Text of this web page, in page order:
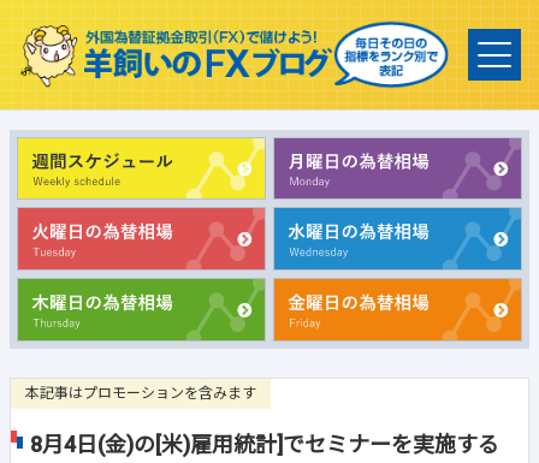
本記事はプロモーションを含みます
8月4日(金)の[米)雇用統計]でセミナーを実施する